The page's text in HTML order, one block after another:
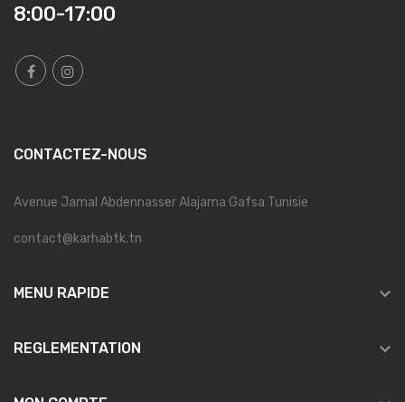
8:00-17:00
CONTACTEZ-NOUS
Avenue Jamal Abdennasser Alajama Gafsa Tunisie
contact@karhabtk.tn
MENU RAPIDE 
REGLEMENTATION 